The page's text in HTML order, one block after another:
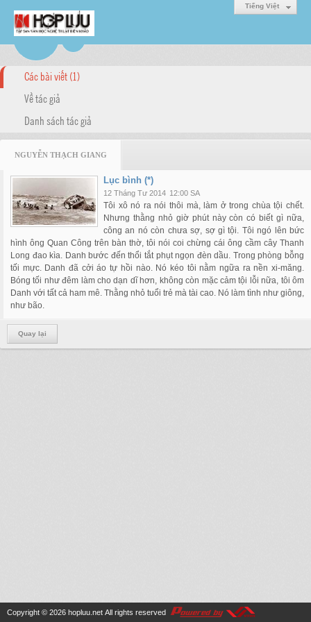
Tiếng Việt
Các bài viết (1)
Về tác giả
Danh sách tác giả
NGUYỄN THẠCH GIANG
Lục bình (*)
12 Tháng Tư 2014 12:00 SA
Tôi xô nó ra nói thôi mà, làm ở trong chùa tội chết.
Nhưng thằng nhỏ giờ phút này còn có biết gì nữa,
công an nó còn chưa sợ, sợ gì tội. Tôi ngó lên bức
hình ông Quan Công trên bàn thờ, tôi nói coi chừng cái ông cầm cây Thanh
Long đao kìa. Danh bước đến thổi tắt phụt ngọn đèn dầu. Trong phòng bỗng
tối mực. Danh đã cởi áo tự hồi nào. Nó kéo tôi nằm ngữa ra nền xi-măng.
Bóng tối như đêm làm cho dạn dĩ hơn, không còn mặc cảm tội lỗi nữa, tôi ôm
Danh với tất cả ham mê. Thằng nhỏ tuổi trẻ mà tài cao. Nó làm tình như giông,
như bão.
Quay lại
Copyright © 2026 hopluu.net All rights reserved